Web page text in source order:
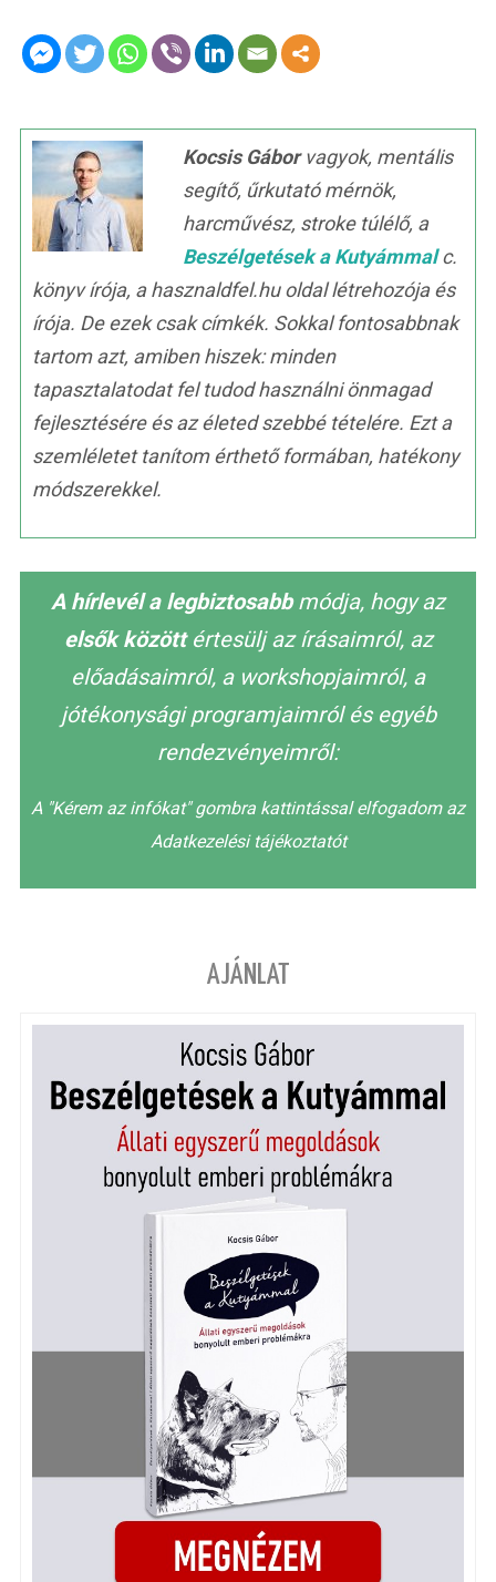
Kocsis Gáborvagyok, mentális
segítő, űrkutató mérnök,
harcművész, stroke túlélő, a
Beszélgetések a Kutyámmalc.
könyv írója, a hasznaldfel.hu oldal létrehozója és
írója. De ezek csak címkék. Sokkal fontosabbnak
tartom azt, amiben hiszek: minden
tapasztalatodat fel tudod használni önmagad
fejlesztésére és az életed szebbé tételére. Ezt a
szemléletet tanítom érthető formában, hatékony
módszerekkel.
A hírlevél a legbiztosabbmódja, hogy az
elsők közöttértesülj az írásaimról, az
előadásaimról, a workshopjaimról, a
jótékonysági programjaimról és egyéb
rendezvényeimről:
A "Kérem az infókat" gombra kattintással elfogadom az
Adatkezelési tájékoztatót
AJÁNLAT